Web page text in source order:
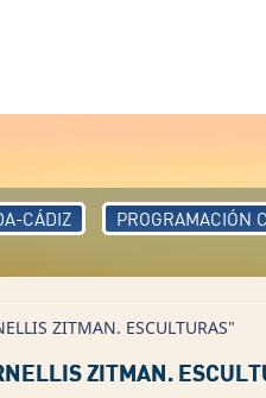
CÁDIZ PROGRAMACIÓN
ZITMAN. ESCULTURAS"
ZITMAN.